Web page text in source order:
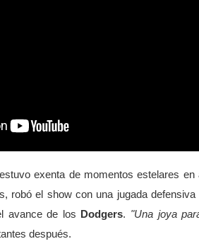
exenta de momentos estelares en
robó el show con una jugada
avance de los Dodgers. "Una joya
después.